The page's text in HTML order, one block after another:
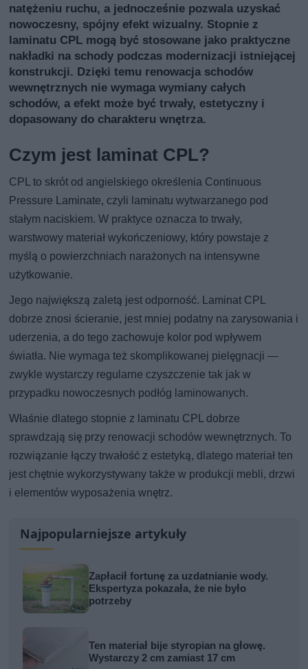
natężeniu ruchu, a jednocześnie pozwala uzyskać
nowoczesny, spójny efekt wizualny. Stopnie z
laminatu CPL mogą być stosowane jako praktyczne
nakładki na schody podczas modernizacji istniejącej
konstrukcji. Dzięki temu renowacja schodów
wewnętrznych nie wymaga wymiany całych
schodów, a efekt może być trwały, estetyczny i
dopasowany do charakteru wnętrza.
Czym jest laminat CPL?
CPL to skrót od angielskiego określenia Continuous
Pressure Laminate, czyli laminatu wytwarzanego pod
stałym naciskiem. W praktyce oznacza to trwały,
warstwowy materiał wykończeniowy, który powstaje z
myślą o powierzchniach narażonych na intensywne
użytkowanie.
Jego największą zaletą jest odporność. Laminat CPL
dobrze znosi ścieranie, jest mniej podatny na zarysowania i
uderzenia, a do tego zachowuje kolor pod wpływem
światła. Nie wymaga też skomplikowanej pielęgnacji —
zwykle wystarczy regularne czyszczenie tak jak w
przypadku nowoczesnych podłóg laminowanych.
Właśnie dlatego stopnie z laminatu CPL dobrze
sprawdzają się przy renowacji schodów wewnętrznych. To
rozwiązanie łączy trwałość z estetyką, dlatego materiał ten
jest chętnie wykorzystywany także w produkcji mebli, drzwi
i elementów wyposażenia wnętrz.
Najpopularniejsze artykuły
Zapłacił fortunę za uzdatnianie wody.
Ekspertyza pokazała, że nie było
potrzeby
Ten materiał bije styropian na głowę.
Wystarczy 2 cm zamiast 17 cm